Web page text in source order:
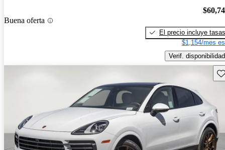
Buena oferta
El precio incluye tasas
$1,154/mes
Verif. disponibilidad